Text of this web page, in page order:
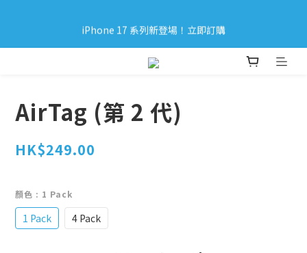
iPhone 17 系列新登場！立即訂購
iPhone 17 系列新登場！立即訂購
購買指定產品滿＄500／購買Apple 產品滿＄3000 （價錢不包含
iPhone 17 系列新登場！立即訂購
AirTag (第 2 代)
HK$249.00
顏色 : 1 Pack
1 Pack 4 Pack